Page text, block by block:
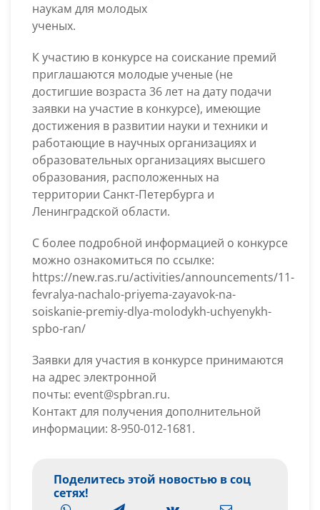
наукам для молодых
ученых.
К участию в конкурсе на соискание премий
приглашаются молодые ученые (не
достигшие возраста 36 лет на дату подачи
заявки на участие в конкурсе), имеющие
достижения в развитии науки и техники и
работающие в научных организациях и
образовательных организациях высшего
образования, расположенных на
территории Санкт-Петербурга и
Ленинградской области.
С более подробной информацией о конкурсе
можно ознакомиться по ссылке:
https://new.ras.ru/activities/announcements/11-
fevralya-nachalo-priyema-zayavok-na-
soiskanie-premiy-dlya-molodykh-uchyenykh-
spbo-ran/
Заявки для участия в конкурсе принимаются
на адрес электронной
почты: event@spbran.ru.
Контакт для получения дополнительной
информации: 8-950-012-1681.
Поделитесь этой новостью в соц
сетях!